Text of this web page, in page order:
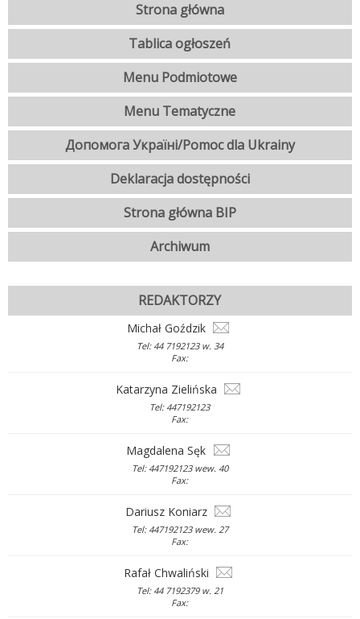
Strona główna
Tablica ogłoszeń
Menu Podmiotowe
Menu Tematyczne
Допомога Україні/Pomoc dla Ukrainy
Deklaracja dostępności
Strona główna BIP
Archiwum
REDAKTORZY
Michał Goździk
Tel: 44 7192123 w. 34
Fax:
Katarzyna Zielińska
Tel: 447192123
Fax:
Magdalena Sęk
Tel: 447192123 wew. 40
Fax:
Dariusz Koniarz
Tel: 447192123 wew. 27
Fax:
Rafał Chwaliński
Tel: 44 7192379 w. 21
Fax: